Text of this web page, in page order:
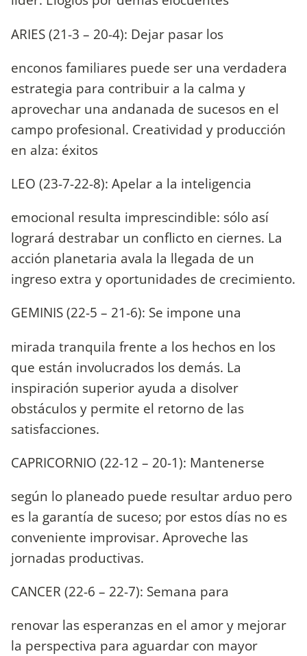
ARIES (21-3 – 20-4): Dejar pasar los
enconos familiares puede ser una verdadera
estrategia para contribuir a la calma y
aprovechar una andanada de sucesos en el
campo profesional. Creatividad y producción
en alza: éxitos
LEO (23-7-22-8): Apelar a la inteligencia
emocional resulta imprescindible: sólo así
logrará destrabar un conflicto en ciernes. La
acción planetaria avala la llegada de un
ingreso extra y oportunidades de crecimiento.
GEMINIS (22-5 – 21-6): Se impone una
mirada tranquila frente a los hechos en los
que están involucrados los demás. La
inspiración superior ayuda a disolver
obstáculos y permite el retorno de las
satisfacciones.
CAPRICORNIO (22-12 – 20-1): Mantenerse
según lo planeado puede resultar arduo pero
es la garantía de suceso; por estos días no es
conveniente improvisar. Aproveche las
jornadas productivas.
CANCER (22-6 – 22-7): Semana para
renovar las esperanzas en el amor y mejorar
la perspectiva para aguardar con mayor